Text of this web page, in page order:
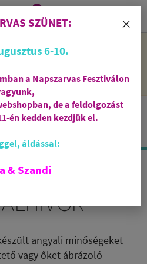
augusztus 6-10 - rendelni lehet
őket.
0
ÉKSZEREK,
angyali minőségeket
vagy őket ábrázoló
×
SZÜNET:
6-10.
a Napszarvas Fesztiválon
de a feldolgozást
én kedden kezdjük el.
áldással:
& Szandi